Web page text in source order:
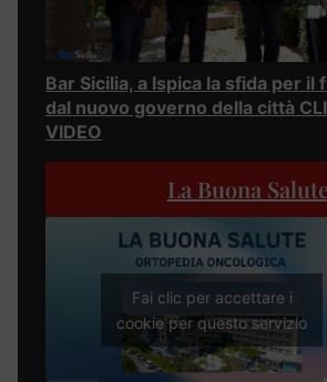
Bar Sicilia, a Ispica la sfida per il
dal nuovo governo della città
VIDEO
La Buona Salute
Fai clic per accettare i
cookie per questo servizio